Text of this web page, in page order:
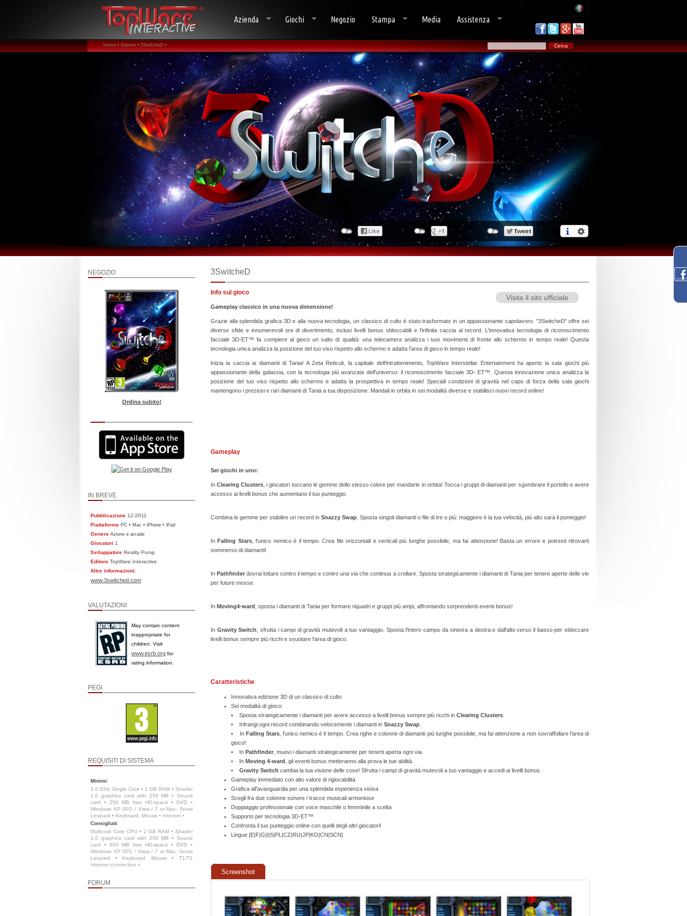
Azienda Giochi Negozio Stampa Media Assistenza
Home • Games • 3SwitcheD •
NEGOZIO
Ordina subito!
IN BREVE
Pubblicazione 12-2011
Piattaforme PC •Mac •iPhone •iPad
Genere Azione e arcade
Giocatori 1
Sviluppatore Reality Pump
Editore TopWare Interactive
Altre informazioni:
www.3switched.com
VALUTAZIONI
May contain content
inappropriate for
children. Visit
www.esrb.org for
rating information.
PEGI
REQUISITI DI SISTEMA
Minimi:
2.0 GHz Single Core • 1 GB RAM • Shader
2.0 graphics card with 256 MB • Sound
card • 250 MB free HD-space • DVD •
Windows XP SP2 / Vista / 7 or Mac: Snow
Leopard • Keyboard, Mouse • Internet •
Consigliati:
Multicore Core CPU • 2 GB RAM • Shader
3.0 graphics card with 256 MB • Sound
card • 400 MB free HD-space • DVD •
Windows XP SP2 / Vista / 7 or Mac: Snow
Leopard • Keyboard, Mouse • T1/T2
Internet connection •
FORUM
3SwitcheD
Visita il sito ufficiale
Info sul gioco
Gameplay classico in una nuova dimensione!
Grazie alla splendida grafica 3D e alla nuova tecnologia, un classico di culto è stato trasformato in un appassionante capolavoro. "3SwitcheD" offre sei
diverse sfide e innumerevoli ore di divertimento, inclusi livelli bonus sbloccabili e l'infinita caccia al record. L'innovativa tecnologia di riconoscimento
facciale 3D-ET™ fa compiere al gioco un salto di qualità: una telecamera analizza i tuoi movimenti di fronte allo schermo in tempo reale! Questa
tecnologia unica analizza la posizione del tuo viso rispetto allo schermo e adatta l'area di gioco in tempo reale!
Inizia la caccia ai diamanti di Tania! A Zeta Reticuli, la capitale dell'intrattenimento, TopWare Interstellar Entertainment ha aperto la sala giochi più
appassionante della galassia, con la tecnologia più avanzata dell'universo: il riconoscimento facciale 3D- ET™. Questa innovazione unica analizza la
posizione del tuo viso rispetto allo schermo e adatta la prospettiva in tempo reale! Speciali condizioni di gravità nel capo di forza della sala giochi
mantengono i preziosi e rari diamanti di Tania a tua disposizione. Mandali in orbita in sei modalità diverse e stabilisci nuovi record online!
Gameplay
Sei giochi in uno:
InClearing Clusters, i giocatori toccano le gemme dello stesso colore per mandarle in orbita! Tocca i gruppi di diamanti per sgombrare il portello e avere
accesso ai livelli bonus che aumentano il tuo punteggio.
Combina le gemme per stabilire un record in Snazzy Swap. Sposta singoli diamanti o file di tre o più: maggiore è la tua velocità, più alto sarà il punteggio!
In Falling Stars, l'unico nemico è il tempo. Crea file orizzontali e verticali più lunghe possibile, ma fai attenzione! Basta un errore e potresti ritrovarti
sommerso di diamanti!
In Pathfinder dovrai lottare contro il tempo e contro una via che continua a crollare. Sposta strategicamente i diamanti di Tania per tenere aperte delle vie
per future mosse.
In Moving4-ward , sposta i diamanti di Tania per formare riquadri e gruppi più ampi, affrontando sorprendenti eventi bonus!
In Gravity Switch, sfrutta i campi di gravità mutevoli a tuo vantaggio. Sposta l'intero campo da sinistra a destra e dall'alto verso il basso per sbloccare
livelli bonus sempre più ricchi e svuotare l'area di gioco.
Caratteristiche
Innovativa edizione 3D di un classico di culto
Sei modalità di gioco:
• Sposta strategicamente i diamanti per avere accesso a livelli bonus sempre più ricchi in Clearing Clusters.
• Infrangi ogni record combinando velocemente i diamanti in Snazzy Swap.
• In Falling Stars, l'unico nemico è il tempo. Crea righe e colonne di diamanti più lunghe possibile, ma fai attenzione a non sovraffollare l'area di
gioco!
• In Pathfinder, muovi i diamanti strategicamente per tenerti aperta ogni via.
• In Moving 4-ward , gli eventi bonus metteranno alla prova le tue abilità.
• Gravity Switch cambia la tua visione delle cose! Sfrutta i campi di gravità mutevoli a tuo vantaggio e accedi ai livelli bonus.
Gameplay immediato con alto valore di rigiocabilità
Grafica all'avanguardia per una splendida esperienza visiva
Scegli fra due colonne sonore / tracce musicali armoniose
Doppiaggio professionale con voce maschile o femminile a scelta
Supporto per tecnologia 3D-ET™
Confronta il tuo punteggio online con quelli degli altri giocatori!
Lingue [E|F|G|I|S|PL|CZ|RU|JP|KO|CN|SCN]
Screenshot